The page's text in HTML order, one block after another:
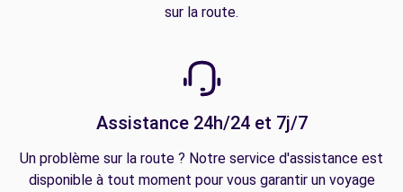
sur la route.
Assistance 24h/24 et 7j/7
Un problème sur la route ? Notre service d'assistance est
disponible à tout moment pour vous garantir un voyage